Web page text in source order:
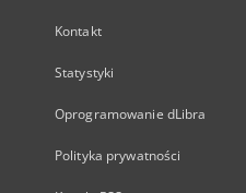
Kontakt
Statystyki
Oprogramowanie dLibra
Polityka prywatności